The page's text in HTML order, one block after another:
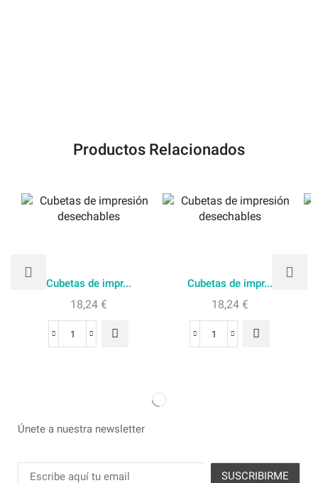
Productos Relacionados
Cubetas de impr...
18,24 €
Cubetas de impr...
18,24 €
Únete a nuestra newsletter